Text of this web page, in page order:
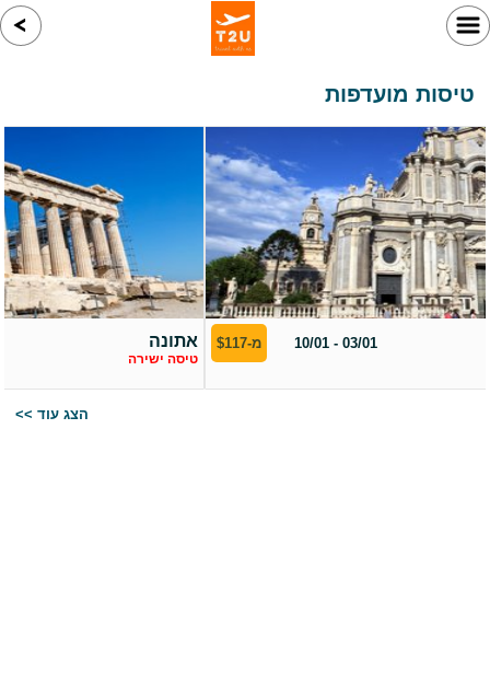
טיסות מועדפות
03/01 - 10/01
<< הצג עוד